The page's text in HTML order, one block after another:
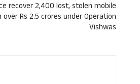
recover 2,400 lost, stolen mobile
Rs 2.5 crores under Operation
Vishwas